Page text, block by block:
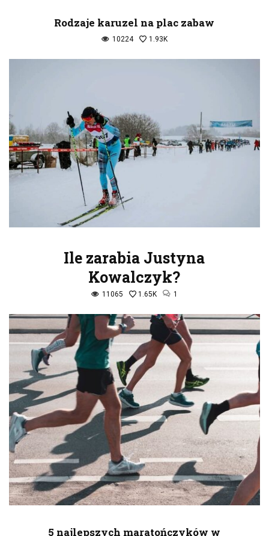
Rodzaje karuzel na plac zabaw
10224 1.93K
Ile zarabia Justyna
Kowalczyk?
11065 1.65K 1
5 najlepszych maratończyków w